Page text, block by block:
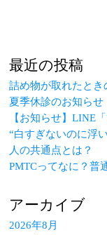
最近の投稿
詰め物が取れたとき
夏季休診のお知らせ
【お知らせ】LINE
“白すぎないのに浮
人の共通点とは？
PMTCってなに？普
アーカイブ
2026年8月